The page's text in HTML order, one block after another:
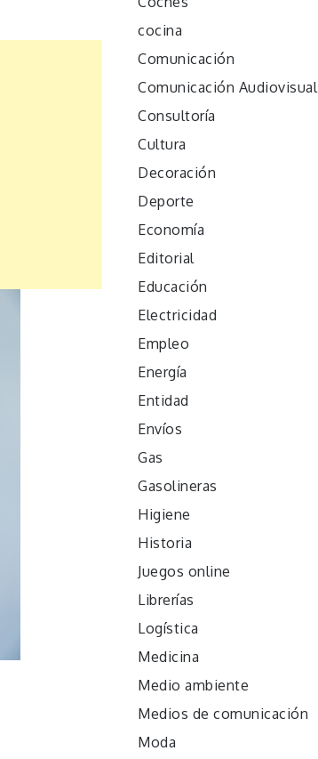
cocina
Comunicación
Comunicación Audiovisual
Consultoría
Cultura
Decoración
Deporte
Economía
Editorial
Educación
Electricidad
Empleo
Energía
Entidad
Envíos
Gas
Gasolineras
Higiene
Historia
Juegos online
Librerías
Logística
Medicina
Medio ambiente
Medios de comunicación
Moda